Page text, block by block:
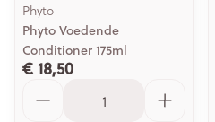
Phyto
Phyto Voedende
Conditioner 175ml
€ 18,50